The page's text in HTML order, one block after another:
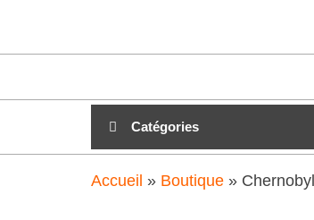
clubdial.fr
Catégories
Accueil » Boutique »